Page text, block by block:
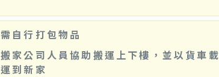
需自行打包物品
搬家公司人員協助搬運上下樓，並以貨車載
運到新家